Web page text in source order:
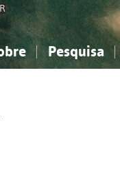
Pesquisa
sociais...
sociais...